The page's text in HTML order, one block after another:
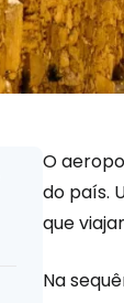
O
do país.
que
Na